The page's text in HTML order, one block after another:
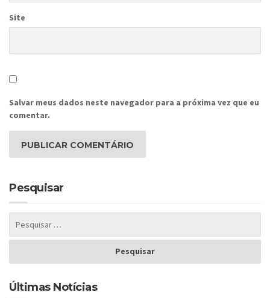
Site
Salvar meus dados neste navegador para a próxima vez que eu
comentar.
Pesquisar
Últimas Notícias